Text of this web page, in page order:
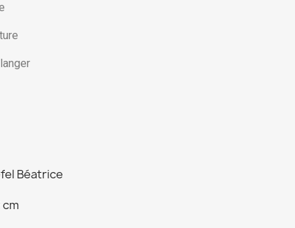
Béatrice
cm